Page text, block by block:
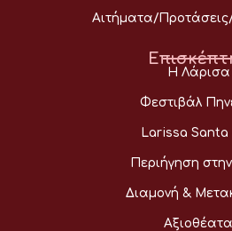
Αιτήματα/
Η Λάρισα
Φεστιβάλ
Larissa Santa
Περιήγηση
Διαμονή &
Αξιοθέατα